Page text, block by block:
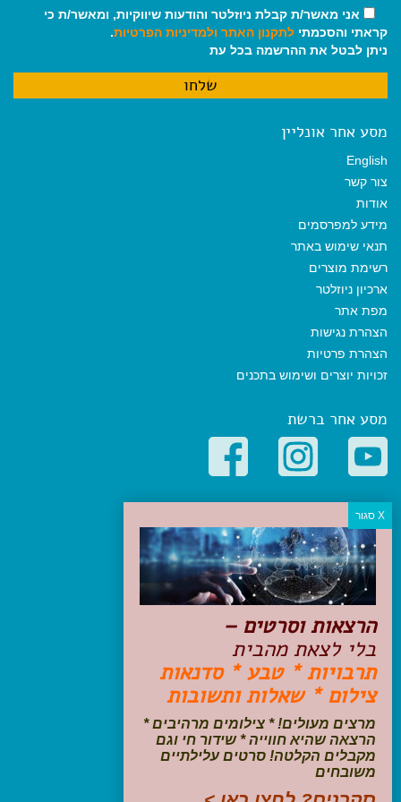
אני מאשר/ת קבלת ניוזלטר והודעות שיווקיות, ומאשר/ת כי
קראתי והסכמתי לתקנון האתר ולמדיניות הפרטיות.
ניתן לבטל את ההרשמה בכל עת
מסע אחר אונליין
English
צור קשר
אודות
מידע למפרסמים
תנאי שימוש באתר
רשימת מוצרים
ארכיון ניוזלטר
מפת אתר
הצהרת נגישות
הצהרת פרטיות
זכויות יוצרים ושימוש בתכנים
מסע אחר ברשת
קטגוריות פופולריות
יעדים
טיולים בישראל
מלונות בוטיק בישראל
טיפים והמלצות
הכנות לנסיעה
טיולי ג'יפים
טיולים עם ילדים
שייט, הפלגות, קרוזים
עקבו אחרינו בפייסבוק
הרצאות וסרטים –
בלי לצאת מהבית
תרבויות * טבע * סדנאות
צילום * שאלות ותשובות
מרצים מעולים! * צילומים מרהיבים *
הרצאה שהיא חווייה * שידור חי וגם
מקבלים הקלטה! סרטים עלילתיים
משובחים